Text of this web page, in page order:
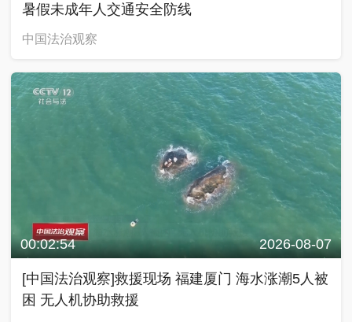
暑假未成年人交通安全防线
中国法治观察
00:02:54 2026-08-07
[中国法治观察]救援现场 福建厦门 海水涨潮5人被
困 无人机协助救援